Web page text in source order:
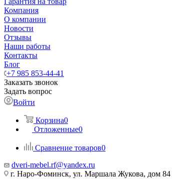
Компания
О компании
Новости
Отзывы
Наши работы
Контакты
Блог
+7 985 853-44-41
Заказать звонок
Задать вопрос
Войти
Корзина0
Отложенные0
Сравнение товаров0
dveri-mebel.rf@yandex.ru
г. Наро-Фоминск, ул. Маршала Жукова, дом 84